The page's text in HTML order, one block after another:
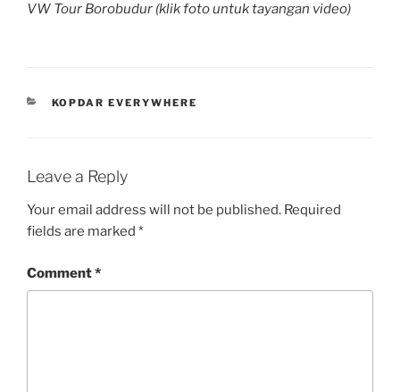
VW Tour Borobudur (klik foto untuk tayangan video)
CATEGORIES
KOPDAR EVERYWHERE
Leave a Reply
Your email address will not be published. Required
fields are marked *
Comment*